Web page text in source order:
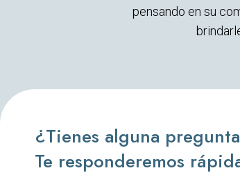
pensando en su
¿Tienes alguna
Te responderemos